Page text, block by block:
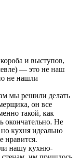
и выступов,
— это не наш
не нашли
мы решили делать
он все
такой, как
окончательно. Не
кухня идеально
нравится.
нашу кухню-